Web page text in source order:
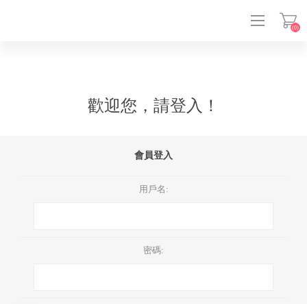
(0)
歡迎您，請登入！
會員登入
用戶名:
密碼: